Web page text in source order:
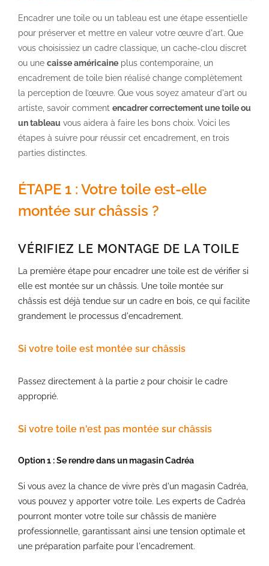
Encadrer une toile ou un tableau est une étape essentielle
pour préserver et mettre en valeur votre œuvre d'art. Que
vous choisissiez un cadre classique, un cache-clou discret
ou une caisse américaine plus contemporaine, un
encadrement de toile bien réalisé change complètement
la perception de l’œuvre. Que vous soyez amateur d'art ou
artiste, savoir comment encadrer correctement une toile ou
un tableau vous aidera à faire les bons choix. Voici les
étapes à suivre pour réussir cet encadrement, en trois
parties distinctes.
ÉTAPE 1 : Votre toile est-elle
montée sur châssis ?
VÉRIFIEZ LE MONTAGE DE LA TOILE
La première étape pour encadrer une toile est de vérifier si
elle est montée sur un châssis. Une toile montée sur
châssis est déjà tendue sur un cadre en bois, ce qui facilite
grandement le processus d'encadrement.
Si votre toile est montée sur châssis
Passez directement à la partie 2 pour choisir le cadre
approprié.
Si votre toile n'est pas montée sur châssis
Option 1 : Se rendre dans un magasin Cadréa
Si vous avez la chance de vivre près d'un magasin Cadréa,
vous pouvez y apporter votre toile. Les experts de Cadréa
pourront monter votre toile sur châssis de manière
professionnelle, garantissant ainsi une tension optimale et
une préparation parfaite pour l'encadrement.